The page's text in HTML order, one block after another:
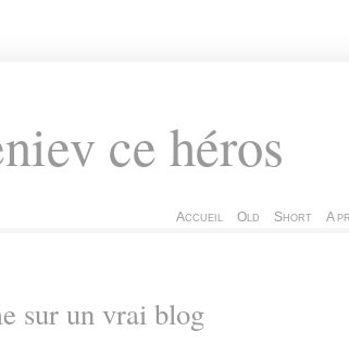
ce héros
Accueil Old Short A
sur un vrai blog